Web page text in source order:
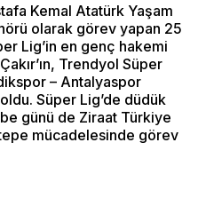
Kemal Atatürk Yaşam
olarak görev yapan 25
Lig’in en genç hakemi
Trendyol Süper
– Antalyaspor
Süper Lig’de düdük
günü de Ziraat Türkiye
mücadelesinde görev